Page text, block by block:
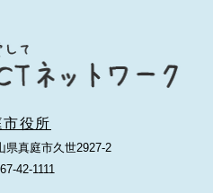
市役所
真庭市久世2927-2
42-1111